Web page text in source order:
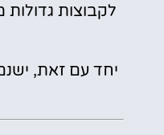
לקבוצות
יחד עם זאת,